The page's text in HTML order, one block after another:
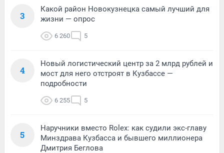
3
Какой район Новокузнецка самый лучший для
жизни — опрос
6 260 5
4
Новый логистический центр за 2 млрд рублей и
мост для него отстроят в Кузбассе —
подробности
6 255 5
5
Наручники вместо Rolex: как судили экс-главу
Минздрава Кузбасса и бывшего миллионера
Дмитрия Беглова